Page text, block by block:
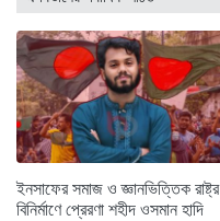
ইনসাফের সমাজ ও জ্ঞানভিত্তিক রাষ্ট্র
বিনির্মাণে প্রেরণা শহীদ ওসমান হাদি